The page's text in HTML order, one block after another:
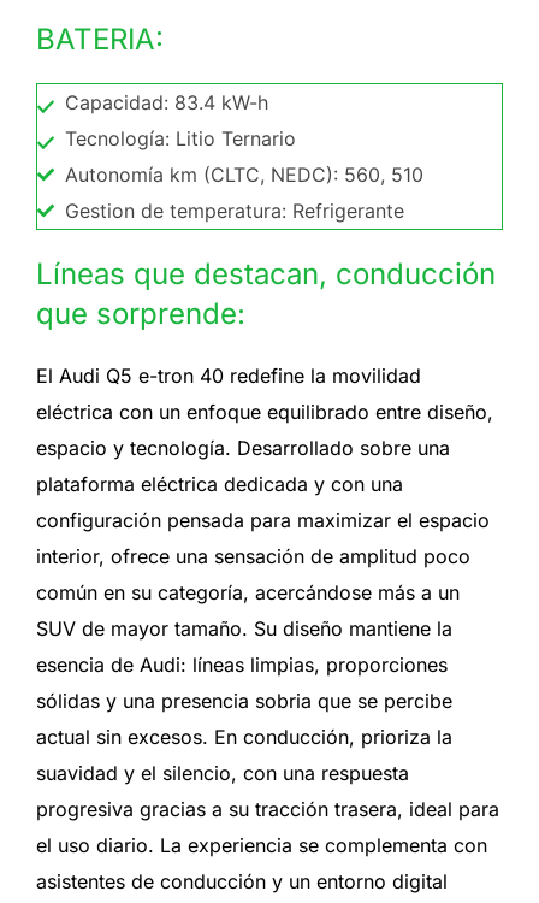
BATERIA:
Capacidad: 83.4 kW-h
Tecnología: Litio Ternario
Autonomía km (CLTC, NEDC): 560, 510
Gestion de temperatura: Refrigerante
Líneas que destacan, conducción
que sorprende:
El Audi Q5 e-tron 40 redefine la movilidad
eléctrica con un enfoque equilibrado entre diseño,
espacio y tecnología. Desarrollado sobre una
plataforma eléctrica dedicada y con una
configuración pensada para maximizar el espacio
interior, ofrece una sensación de amplitud poco
común en su categoría, acercándose más a un
SUV de mayor tamaño. Su diseño mantiene la
esencia de Audi: líneas limpias, proporciones
sólidas y una presencia sobria que se percibe
actual sin excesos. En conducción, prioriza la
suavidad y el silencio, con una respuesta
progresiva gracias a su tracción trasera, ideal para
el uso diario. La experiencia se complementa con
asistentes de conducción y un entorno digital